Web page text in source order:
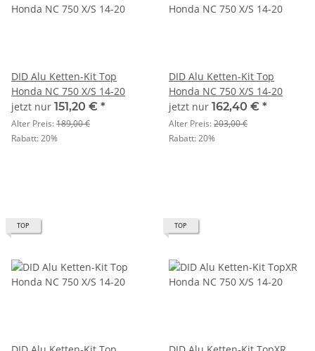
DID Alu Ketten-Kit Top
Honda NC 750 X/S 14-20
jetzt nur 151,20 € *
Alter Preis:189,00 €
Rabatt:20%
DID Alu Ketten-Kit Top
Honda NC 750 X/S 14-20
jetzt nur 162,40 € *
Alter Preis:203,00 €
Rabatt:20%
TOP TOP